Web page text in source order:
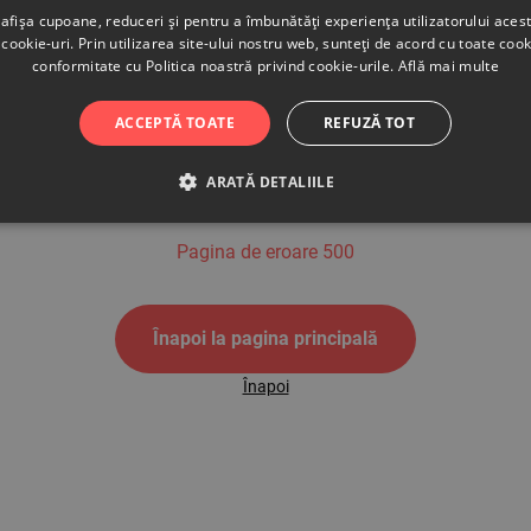
500
Pagina de eroare 500
Înapoi la pagina principală
Înapoi
cupoane, reduceri și pentru a îmbunătăți experiența utilizatorului
uri. Prin utilizarea site-ului nostru web, sunteți de acord cu toate
conformitate cu Politica noastră privind cookie-urile. Află mai multe
ACCEPTĂ TOATE REFUZĂ TOT
ARATĂ DETALIILE